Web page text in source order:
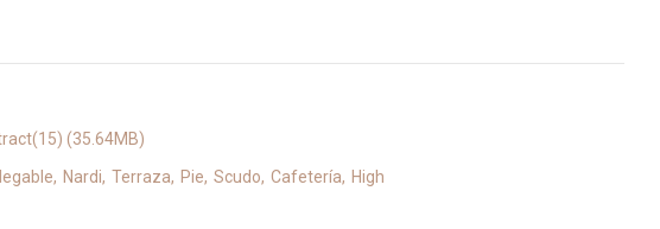
(35.64MB)
Nardi Terraza Pie Scudo Cafetería High